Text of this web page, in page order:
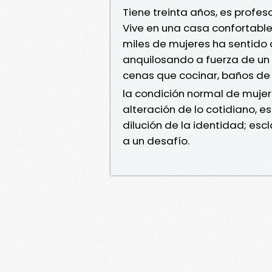
Tiene treinta años, es
Vive en una casa
miles de mujeres ha sentido
anquilosando a fuerza de
cenas que cocinar, baños
la condición normal de
alteración de lo cotidiano,
dilución de la identidad;
a un desafío.